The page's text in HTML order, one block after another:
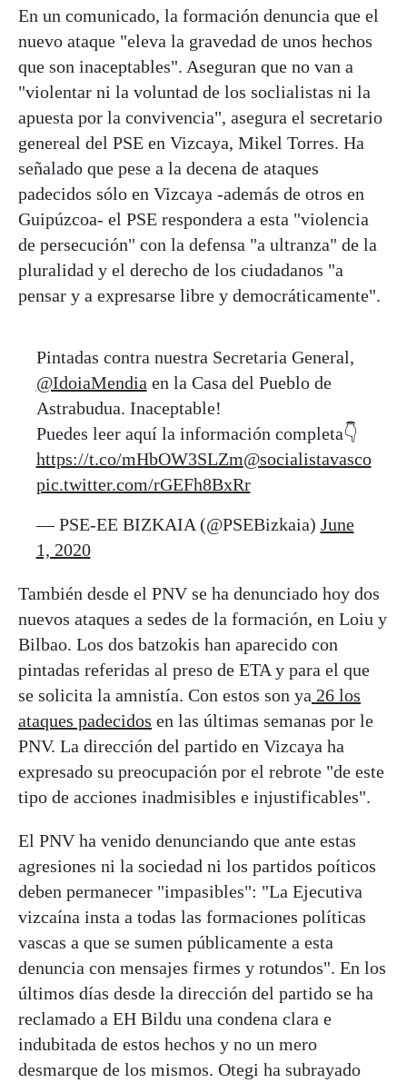
En un comunicado, la formación denuncia que el
nuevo ataque "eleva la gravedad de unos hechos
que son inaceptables". Aseguran que no van a
"violentar ni la voluntad de los soclialistas ni la
apuesta por la convivencia", asegura el secretario
genereal del PSE en Vizcaya, Mikel Torres. Ha
señalado que pese a la decena de ataques
padecidos sólo en Vizcaya -además de otros en
Guipúzcoa- el PSE respondera a esta "violencia
de persecución" con la defensa "a ultranza" de la
pluralidad y el derecho de los ciudadanos "a
pensar y a expresarse libre y democráticamente".
Pintadas contra nuestra Secretaria General,
@IdoiaMendia en la Casa del Pueblo de
Astrabudua. Inaceptable!
Puedes leer aquí la información completa👇
https://t.co/mHbOW3SLZm@socialistavasco
pic.twitter.com/rGEFh8BxRr
— PSE-EE BIZKAIA (@PSEBizkaia) June
1, 2020
También desde el PNV se ha denunciado hoy dos
nuevos ataques a sedes de la formación, en Loiu y
Bilbao. Los dos batzokis han aparecido con
pintadas referidas al preso de ETA y para el que
se solicita la amnistía. Con estos son ya 26 los
ataques padecidos en las últimas semanas por le
PNV. La dirección del partido en Vizcaya ha
expresado su preocupación por el rebrote "de este
tipo de acciones inadmisibles e injustificables".
El PNV ha venido denunciando que ante estas
agresiones ni la sociedad ni los partidos poíticos
deben permanecer "impasibles": "La Ejecutiva
vizcaína insta a todas las formaciones políticas
vascas a que se sumen públicamente a esta
denuncia con mensajes firmes y rotundos". En los
últimos días desde la dirección del partido se ha
reclamado a EH Bildu una condena clara e
indubitada de estos hechos y no un mero
desmarque de los mismos. Otegi ha subrayado